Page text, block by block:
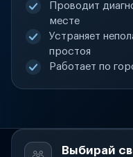
Проводит
месте
Устраняет
простоя
Работает по
Выбирай